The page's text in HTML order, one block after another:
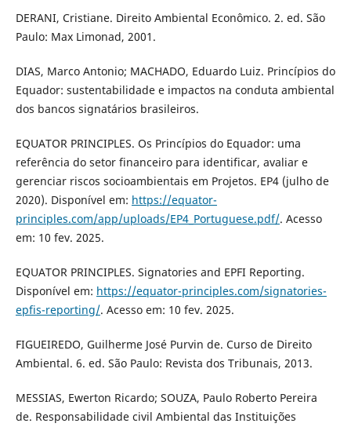
DERANI, Cristiane. Direito Ambiental Econômico. 2. ed. São
Paulo: Max Limonad, 2001.
DIAS, Marco Antonio; MACHADO, Eduardo Luiz. Princípios do
Equador: sustentabilidade e impactos na conduta ambiental
dos bancos signatários brasileiros.
EQUATOR PRINCIPLES. Os Princípios do Equador: uma
referência do setor financeiro para identificar, avaliar e
gerenciar riscos socioambientais em Projetos. EP4 (julho de
2020). Disponível em: https://equator-
principles.com/app/uploads/EP4_Portuguese.pdf/. Acesso
em: 10 fev. 2025.
EQUATOR PRINCIPLES. Signatories and EPFI Reporting.
Disponível em: https://equator-principles.com/signatories-
epfis-reporting/. Acesso em: 10 fev. 2025.
FIGUEIREDO, Guilherme José Purvin de. Curso de Direito
Ambiental. 6. ed. São Paulo: Revista dos Tribunais, 2013.
MESSIAS, Ewerton Ricardo; SOUZA, Paulo Roberto Pereira
de. Responsabilidade civil Ambiental das Instituições